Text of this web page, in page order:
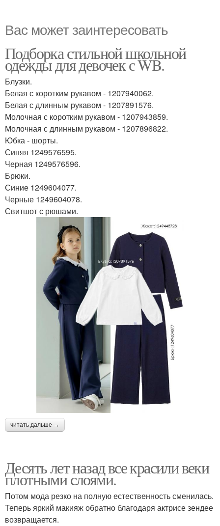
Вас может заинтересовать
Подборка стильной школьной
одежды для девочек с WB.
Блузки.
Белая с коротким рукавом - 1207940062.
Белая с длинным рукавом - 1207891576.
Молочная с коротким рукавом - 1207943859.
Молочная с длинным рукавом - 1207896822.
Юбка - шорты.
Синяя 1249576595.
Черная 1249576596.
Брюки.
Синие 1249604077.
Черные 1249604078.
Свитшот с рюшами.
читать дальше →
Десять лет назад все красили веки
плотными слоями.
Потом мода резко на полную естественность сменилась.
Теперь яркий макияж обратно благодаря актрисе зендее
возвращается.